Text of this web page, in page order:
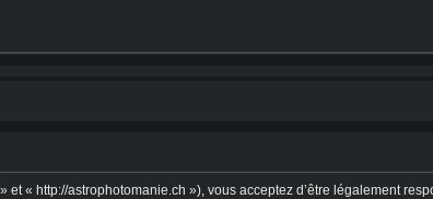
« http://astrophotomanie.ch »), vous acceptez d’être légalement